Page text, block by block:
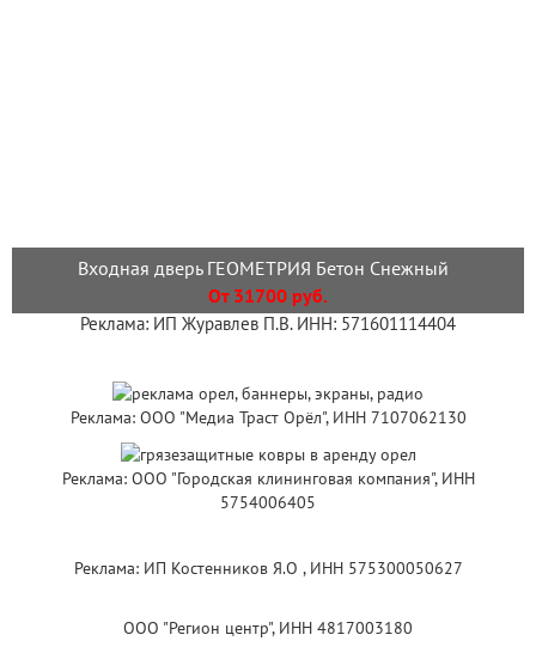
Входная дверь ГЕОМЕТРИЯ Бетон Снежный
От 31700 руб.
Реклама: ИП Журавлев П.В. ИНН: 571601114404
Реклама: ООО "Медиа Траст Орёл", ИНН 7107062130
Реклама: ООО "Городская клининговая компания", ИНН
5754006405
Реклама: ИП Костенников Я.О , ИНН 575300050627
ООО "Регион центр", ИНН 4817003180